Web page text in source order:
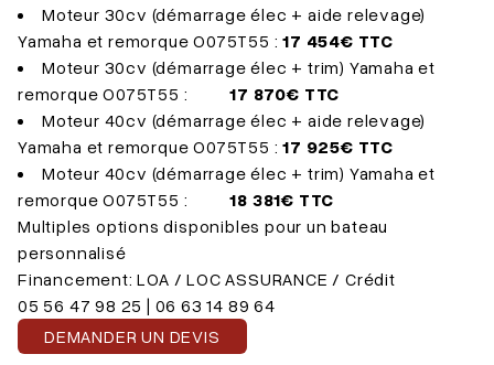
Moteur 30cv (démarrage élec + aide relevage)
Yamaha et remorque O075T55 :17 454€ TTC
Moteur 30cv (démarrage élec + trim) Yamaha et
remorque O075T55 :17 870€ TTC
Moteur 40cv (démarrage élec + aide relevage)
Yamaha et remorque O075T55 :17 925€ TTC
Moteur 40cv (démarrage élec + trim) Yamaha et
remorque O075T55 :18 381€ TTC
Multiples options disponibles pour un bateau
personnalisé
Financement: LOA / LOC ASSURANCE / Crédit
05 56 47 98 25 | 06 63 14 89 64
DEMANDER UN DEVIS